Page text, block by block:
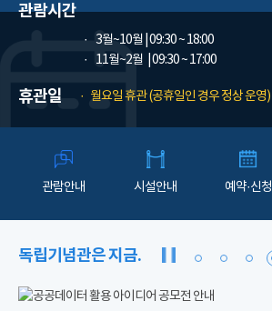
관람시간
3월~10월 | 09:30 ~ 18:00
11월~2월
| 09:30 ~ 17:00
휴관일 월요일 휴관 (공휴일인 경우 정상 운영)
관람안내 시설안내 예약·신청
독립기념관은 지금.